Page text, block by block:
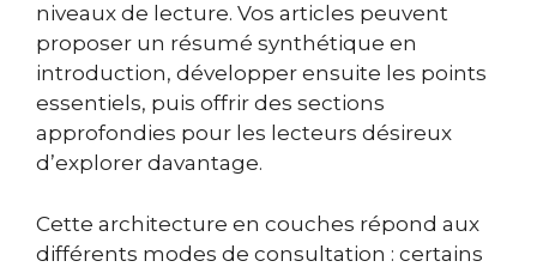
niveaux de lecture. Vos articles peuvent
proposer un résumé synthétique en
introduction, développer ensuite les points
essentiels, puis offrir des sections
approfondies pour les lecteurs désireux
d’explorer davantage.
Cette architecture en couches répond aux
différents modes de consultation : certains